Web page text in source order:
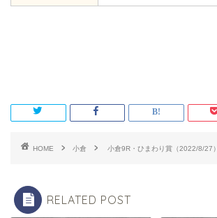
HOME 小倉 小倉9R・ひまわり賞（2022/8/27）
RELATED POST